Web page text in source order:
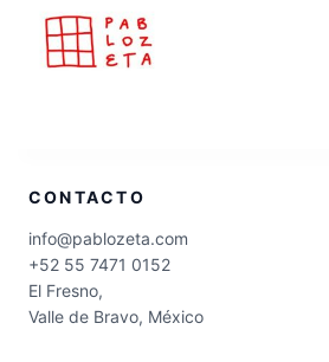
Saltar
CONTACTO
info@pablozeta.com
+52 55 7471 0152
El Fresno,
Valle de Bravo, México